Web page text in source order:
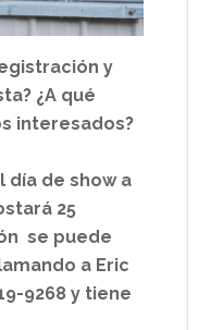
y
¿A qué
interesados?
día de show a
25
se puede
a Eric
9268 y tiene